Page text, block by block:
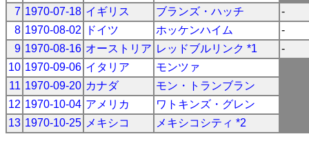
7 1970-07-18 イギリス ブランズ・ハッチ
-
8 1970-08-02 ドイツ ホッケンハイム
-
9 1970-08-16 オーストリア レッドブルリンク *1
-
10 1970-09-06 イタリア
モンツァ
11 1970-09-20 カナダ
モン・トランブラン
12 1970-10-04 アメリカ
ワトキンズ・グレン
13 1970-10-25 メキシコ メキシコシティ *2